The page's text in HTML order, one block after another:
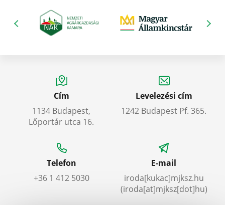
Cím
1134 Budapest,
Lőportár utca 16.
Levelezési cím
1242 Budapest Pf. 365.
Telefon
+36 1 412 5030
E-mail
iroda[kukac]mjksz.hu
(iroda[at]mjksz[dot]hu)